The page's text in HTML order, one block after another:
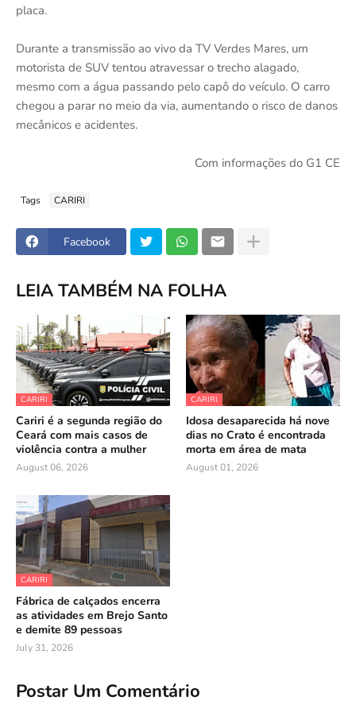
placa.
Durante a transmissão ao vivo da TV Verdes Mares, um
motorista de SUV tentou atravessar o trecho alagado,
mesmo com a água passando pelo capô do veículo. O carro
chegou a parar no meio da via, aumentando o risco de danos
mecânicos e acidentes.
Com informações do G1 CE
Tags CARIRI
Facebook
LEIA TAMBÉM NA FOLHA
CARIRI
Cariri é a segunda região do
Ceará com mais casos de
violência contra a mulher
August 06, 2026
CARIRI
Idosa desaparecida há nove
dias no Crato é encontrada
morta em área de mata
August 01, 2026
CARIRI
Fábrica de calçados encerra
as atividades em Brejo Santo
e demite 89 pessoas
July 31, 2026
Postar Um Comentário